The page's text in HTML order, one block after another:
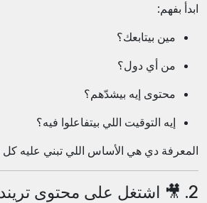
ابدأ بفهم:
مين بيتابعك؟
من أي دول؟
محتوى إيه بيشدّهم؟
إيه التوقيت اللي بيتفاعلوا فيه؟
المعرفة دي هي الأساس اللي تبني عليه
2. 🎥 اشتغل على محتوى تريندي وجودة عالية